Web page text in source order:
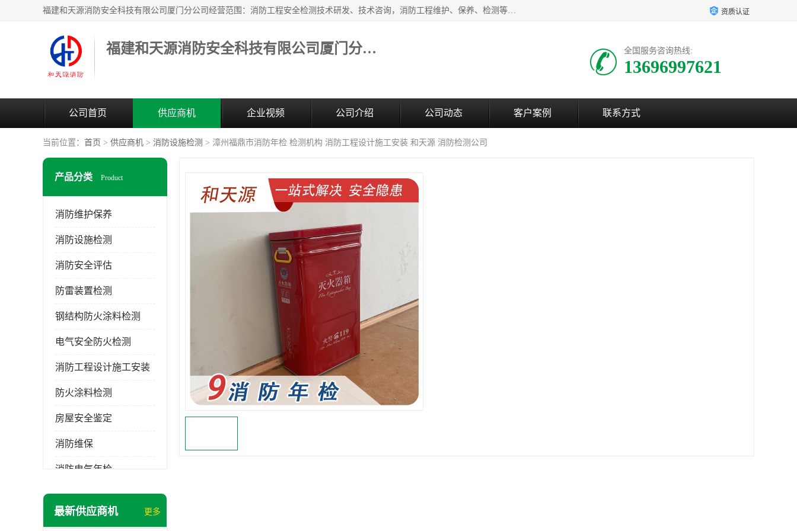
福建和天源消防安全科技有限公司厦门分公司经营范围：消防工程安全检测技术研发、技术咨询，消防工程维护、保养、检测等；主要的服务有：消防工程安全检测,消防工程施工,消防安全评估,消防维保,消防设施检测,消防维护保养,房屋安全鉴定,防雷装置检测,防火涂料检测,消防电气年检,泉州消防施工安装公司；消防器材、建材、五金制品零售。 资质认证
福建和天源消防安全科技有限公司厦门分公司 全国服务咨询热线:
13696997621
公司首页 供应商机 企业视频 公司介绍 公司动态 客户案例 联系方式
当前位置： 首页 > 供应商机 > 消防设施检测 > 漳州福鼎市消防年检 检测机构 消防工程设计施工安装 和天源 消防检测公司
产品分类 Product
消防维护保养
消防设施检测
消防安全评估
防雷装置检测
钢结构防火涂料检测
电气安全防火检测
消防工程设计施工安装
防火涂料检测
房屋安全鉴定
消防维保
消防电气年检
消防工程施工
最新供应商机 更多